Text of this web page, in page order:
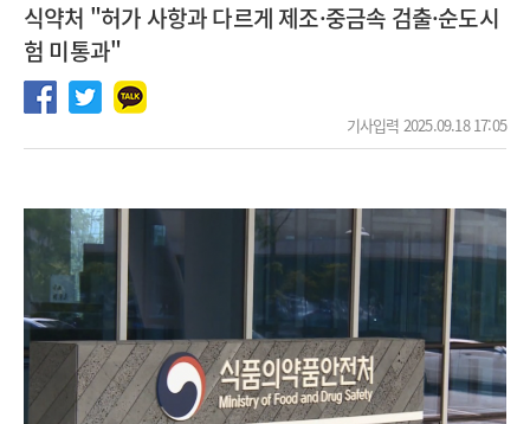
식약처 "허가 사항과 다르게 제조·중금속 검출·순도시
험 미통과"
기사입력 2025.09.18 17:05